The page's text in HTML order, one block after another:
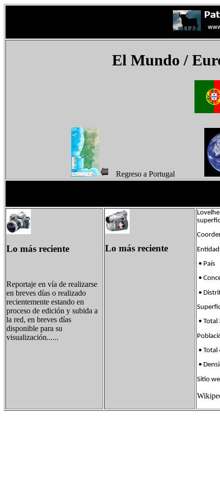
El Mundo/
Regreso a Portugal
Lo más reciente
Reportaje en vía de realizarse
en breves días o realizado
recientemente estando en
proceso de edición y subida a
la red, en breves días
disponible para su
visualización......
Lo más reciente
• País
•
•
• Total
•
•
Sitio